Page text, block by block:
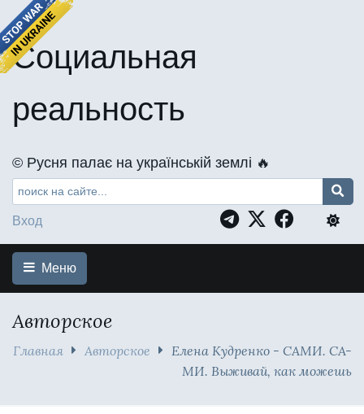
Социальная
реальность
©️ Русня палає на українській землі 🔥
Вход
Меню
Авторское
Главная Авторское
Елена Кудренко - САМИ. СА-
МИ. Выживай, как можешь